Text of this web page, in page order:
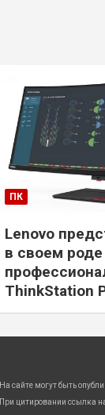
ПК
Lenovo
в своем роде
ThinkStation
На сайте могут быть
При цитировании ссылка